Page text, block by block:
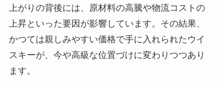
上がりの背後には、原材料の高騰や物流コストの
上昇といった要因が影響しています。その結果、
かつては親しみやすい価格で手に入れられたウイ
スキーが、今や高級な位置づけに変わりつつあり
ます。